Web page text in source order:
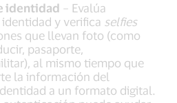
identidad – Evalúa
y verifica selfies
que llevan foto (como
pasaporte,
al mismo tiempo que
la información del
a un formato digital.